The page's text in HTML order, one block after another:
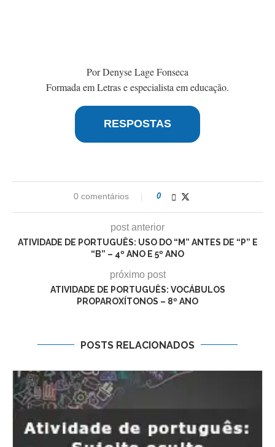
Por Denyse Lage Fonseca
Formada em Letras e especialista em educação.
RESPOSTAS
0 comentários 0
post anterior
ATIVIDADE DE PORTUGUÊS: USO DO “M” ANTES DE “P” E
“B” – 4º ANO E 5º ANO
próximo post
ATIVIDADE DE PORTUGUÊS: VOCÁBULOS
PROPAROXÍTONOS – 8º ANO
POSTS RELACIONADOS